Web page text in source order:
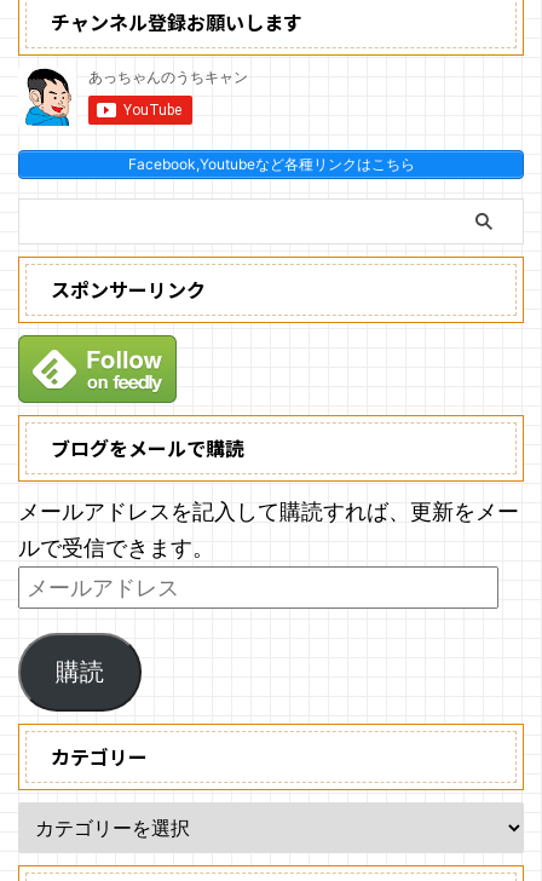
チャンネル登録お願いします
Facebook,Youtubeなど各種リンクはこちら
スポンサーリンク
ブログをメールで購読
メールアドレスを記入して購読すれば、更新をメー
ルで受信できます。
購読
カテゴリー